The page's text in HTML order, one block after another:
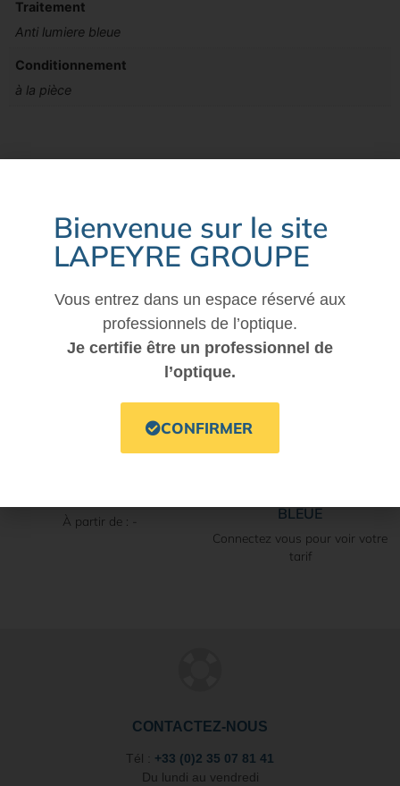
Traitement
Anti lumiere bleue
Conditionnement
à la pièce
Vous aimerez peut-être aussi…
À partir de : -
BLEUE
Connectez vous pour voir votre
tarif
CONTACTEZ-NOUS
Tél : +33 (0)2 35 07 81 41
Du lundi au vendredi
Bienvenue sur le site
LAPEYRE GROUPE
Vous entrez dans un espace réservé aux
professionnels de l’optique.
Je certifie être un professionnel de
l’optique.
CONFIRMER